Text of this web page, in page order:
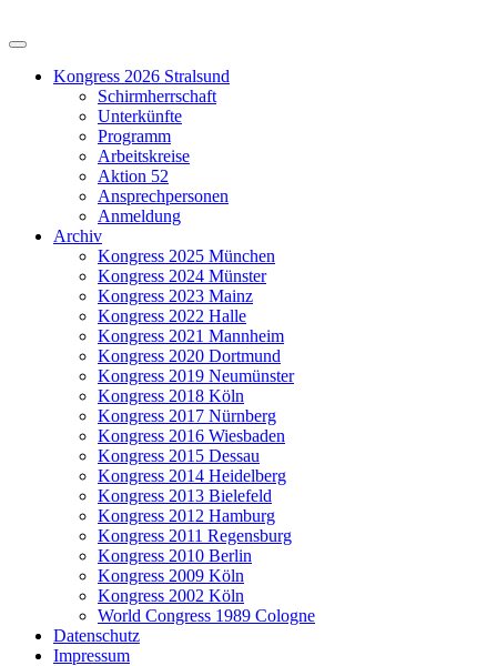
Kongress 2026 Stralsund
Schirmherrschaft
Unterkünfte
Programm
Arbeitskreise
Aktion 52
Ansprechpersonen
Anmeldung
Archiv
Kongress 2025 München
Kongress 2024 Münster
Kongress 2023 Mainz
Kongress 2022 Halle
Kongress 2021 Mannheim
Kongress 2020 Dortmund
Kongress 2019 Neumünster
Kongress 2018 Köln
Kongress 2017 Nürnberg
Kongress 2016 Wiesbaden
Kongress 2015 Dessau
Kongress 2014 Heidelberg
Kongress 2013 Bielefeld
Kongress 2012 Hamburg
Kongress 2011 Regensburg
Kongress 2010 Berlin
Kongress 2009 Köln
Kongress 2002 Köln
World Congress 1989 Cologne
Datenschutz
Impressum